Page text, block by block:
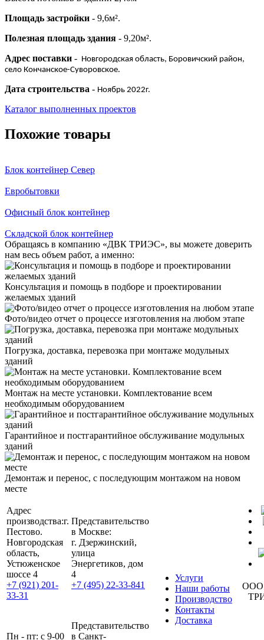
Площадь застройки - 9,6м².
Полезная площадь здания - 9,20м².
Адрес поставки - Новгородская область, Боровичский район,
село Кончанское-Суворовское.
Дата строительства - Ноябрь 2022г.
Каталог выполненных проектов
Похожие товары
Блок контейнер Север
Евробытовки
Офисный блок контейнер
Складской блок контейнер
Обращаясь в компанию «ДВК ТРИЭС», вы можете доверить
нам весь объем работ, а именно:
Консультация и помощь в подборе и проектировании
желаемых зданий
Фото/видео отчет о процессе изготовления на любом этапе
Погрузка, доставка, перевозка при монтаже модульных
зданий
Монтаж на месте установки. Комплектование всем
необходимым оборудованием
Гарантийное и постгарантийное обслуживание модульных
зданий
Демонтаж и перенос, с последующим монтажом на новом
месте
Адрес
производства:г.
Пестово.
Новгородская
область,
Устюженское
шоссе 4
+7 (921) 201-
33-31
Представительство
в Москве:
г. Дзержинский,
улица
Энергетиков, дом
4
+7 (495) 22-33-841
Услуги
Наши работы
Производство
Контакты
Доставка
ООО
Пн - пт: с 9-00
Представительство
в Санкт-